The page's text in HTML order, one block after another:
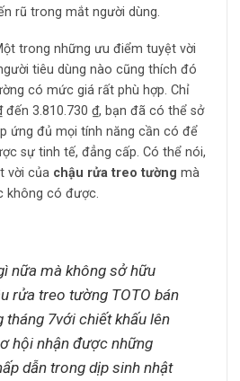
rũ trong mắt người dùng.
trong những ưu điểm tuyệt vời
tiêu dùng nào cũng thích đó
có mức giá rất phù hợp. Chỉ
đến 3.810.730 ₫, bạn đã có thể sở
ứng đủ mọi tính năng cần có để
sự tinh tế, đẳng cấp. Có thể nói,
vời của chậu rửa treo tường mà
không có được.
nữa mà không sở hữu
rửa treo tường TOTO bán
tháng 7với chiết khấu lên
hội nhận được những
dẫn trong dịp sinh nhật